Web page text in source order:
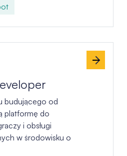
budującego od
platformę do
i obsługi
w środowisku o